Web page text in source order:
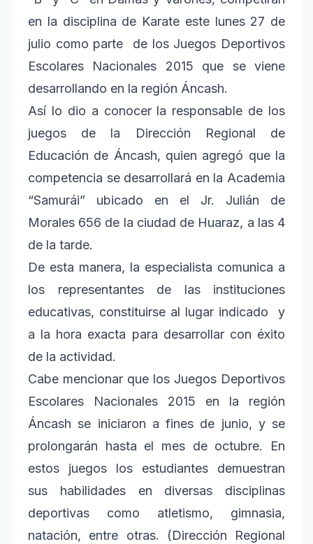
en la disciplina de Karate este lunes 27 de
julio como parte de los Juegos Deportivos
Escolares Nacionales 2015 que se viene
desarrollando en la región Áncash.
Así lo dio a conocer la responsable de los
juegos de la Dirección Regional de
Educación de Áncash, quien agregó que la
competencia se desarrollará en la Academia
“Samurái” ubicado en el Jr. Julián de
Morales 656 de la ciudad de Huaraz, a las 4
de la tarde.
De esta manera, la especialista comunica a
los representantes de las instituciones
educativas, constituirse al lugar indicado y
a la hora exacta para desarrollar con éxito
de la actividad.
Cabe mencionar que los Juegos Deportivos
Escolares Nacionales 2015 en la región
Áncash se iniciaron a fines de junio, y se
prolongarán hasta el mes de octubre. En
estos juegos los estudiantes demuestran
sus habilidades en diversas disciplinas
deportivas como atletismo, gimnasia,
natación, entre otras. (Dirección Regional